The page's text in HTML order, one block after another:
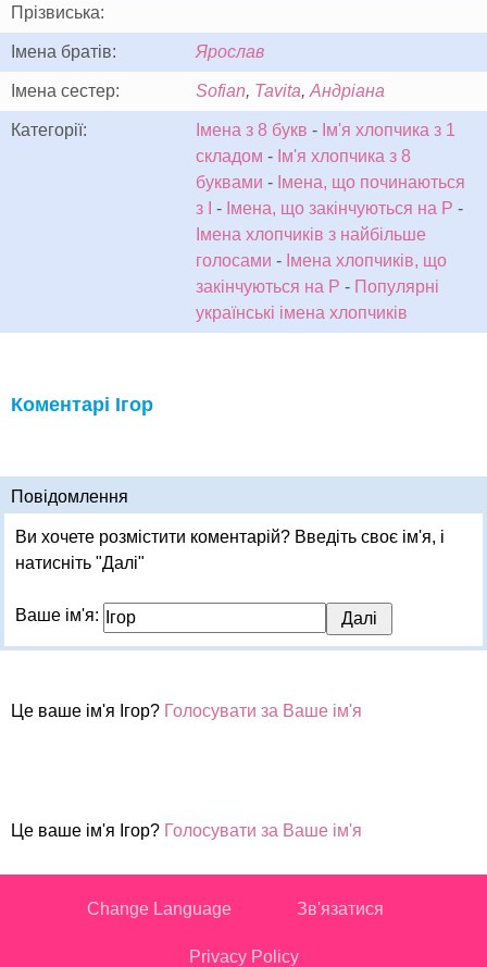
Прізвиська:
Імена братів: Ярослав
Імена сестер: Sofian, Tavita, Андріана
Категорії: Імена з 8 букв - Ім'я хлопчика з 1
складом - Ім'я хлопчика з 8
буквами - Імена, що починаються
з І
- Імена, що закінчуються на Р -
Імена хлопчиків з найбільше
голосами - Імена хлопчиків, що
закінчуються на Р - Популярні
українські імена хлопчиків
Коментарі Ігор
Повідомлення
Ви хочете розмістити коментарій? Введіть своє ім'я, і
натисніть "Далі"
Ваше ім'я:
Це ваше ім'я Ігор? Голосувати за Ваше ім'я
Це ваше ім'я Ігор? Голосувати за Ваше ім'я
Change Language Зв'язатися
Privacy Policy